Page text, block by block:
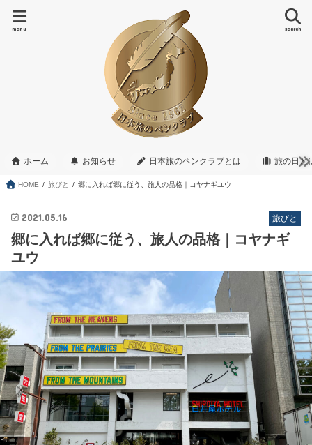
search
menu
ホーム お知らせ 日本旅のペンクラブとは 旅の日と
HOME 旅びと 郷に入れば郷に従う、旅人の品格｜コヤナギユウ
旅びと
2021.05.16
郷に入れば郷に従う、旅人の品格｜コヤナギ
ユウ